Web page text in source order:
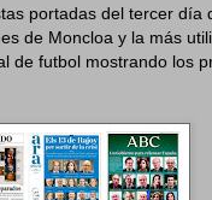
portadas del tercer día
de Moncloa y la más
de futbol mostrando los